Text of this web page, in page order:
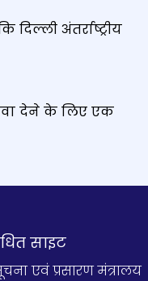
अंतर्राष्ट्रीय
देने के लिए एक
साइट
एवं प्रसारण मंत्रालय